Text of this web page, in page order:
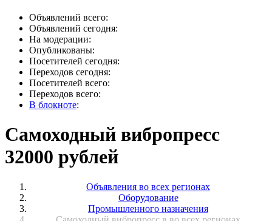
Объявлений всего:
Объявлений сегодня:
На модерации:
Опубликованы:
Посетителей сегодня:
Переходов сегодня:
Посетителей всего:
Переходов всего:
В блокноте:
Самоходный вибропресс
32000 рублей
Объявления во всех регионах
Оборудование
Промышленного назначения